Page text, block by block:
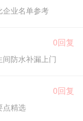
企业名单参考
0回复
防水补漏上门
0回复
点精选